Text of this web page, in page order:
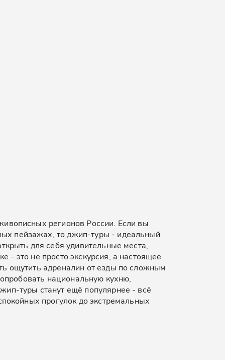
регионов России. Если вы
пейзажах, то джип-туры - идеальный
для себя удивительные места,
- это не просто экскурсия, а настоящее
ощутить адреналин от езды по сложным
национальную кухню,
туры станут ещё популярнее - всё
прогулок до экстремальных